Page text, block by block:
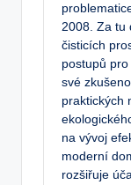
2008. Za tu
čisticích
postupů
své
praktických
na vývoj
moderní
rozšiřuje